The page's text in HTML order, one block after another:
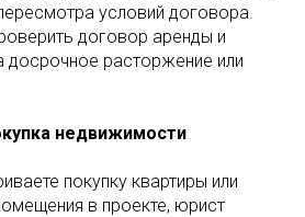
условий договора.
договор аренды и
досрочное расторжение или
недвижимости
покупку квартиры или
в проекте, юрист